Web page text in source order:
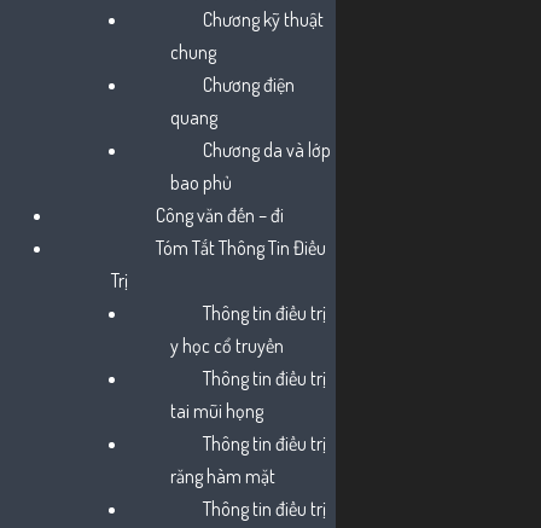
HCDC | Hướng dẫn chăm
sóc và theo dõi trẻ mắc
bệnh sởi
Chương kỹ thuật
chung
Chương điện
quang
Chương da và lớp
bao phủ
Công văn đến – đi
Tóm Tắt Thông Tin Điều
Trị
Thông tin điều trị
y học cổ truyền
Thông tin điều trị
tai mũi họng
Thông tin điều trị
răng hàm mặt
Thông tin điều trị